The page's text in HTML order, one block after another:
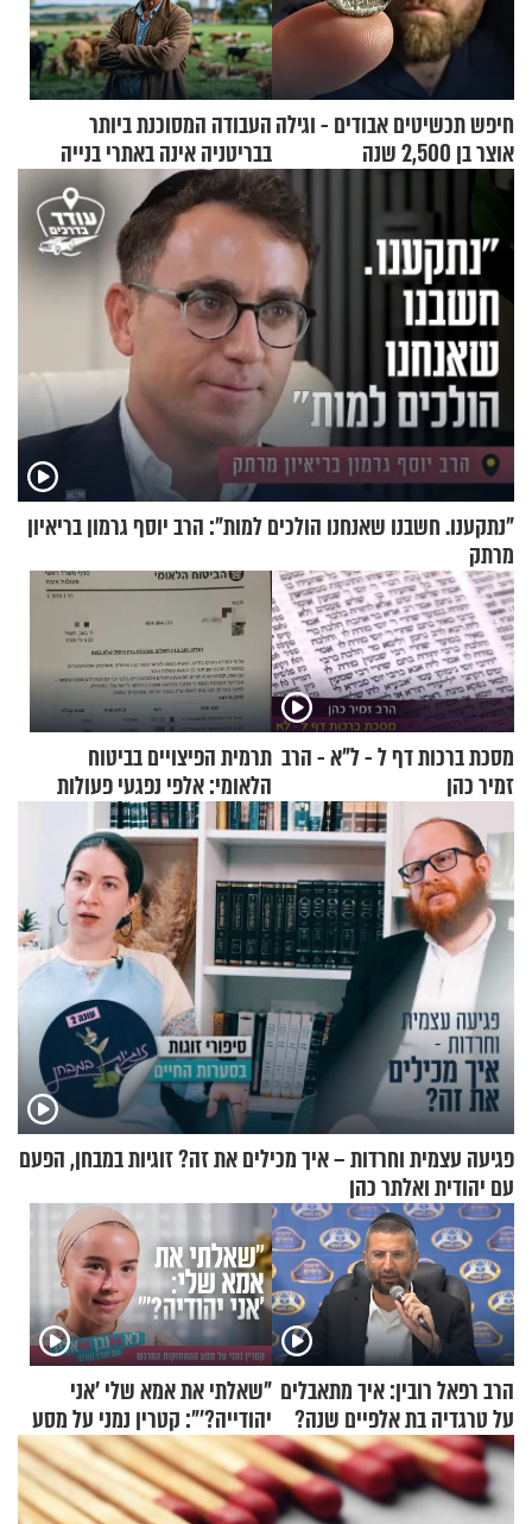
חיפש תכשיטים אבודים - וגילה
אוצר בן 2,500 שנה
העבודה המסוכנת ביותר
בבריטניה אינה באתרי בנייה
אלא דווקא בשדות
"נתקענו. חשבנו שאנחנו הולכים למות": הרב יוסף גרמון בריאיון
מרתק
מסכת ברכות דף ל - ל"א - הרב
זמיר כהן
תרמית הפיצויים בביטוח
הלאומי: אלפי נפגעי פעולות
איבה קיבלו כספים במירמה
פגיעה עצמית וחרדות – איך מכילים את זה? זוגיות במבחן, הפעם
עם יהודית ואלתר כהן
הרב רפאל רובין: איך מתאבלים
על טרגדיה בת אלפיים שנה?
"שאלתי את אמא שלי 'אני
יהודייה?'": קטרין נמני על מסע
ההתחזקות המרגש